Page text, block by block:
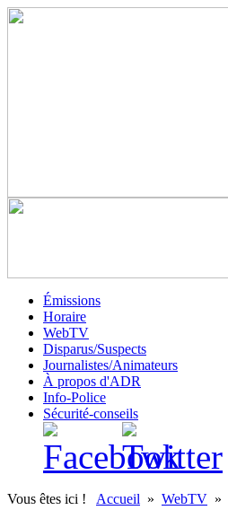
Émissions
Horaire
WebTV
Disparus/Suspects
Journalistes/Animateurs
À propos d'ADR
Info-Police
Sécurité-conseils
Vous êtes ici ! Accueil » WebTV »